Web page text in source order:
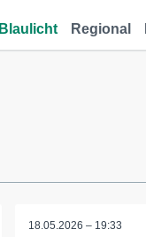
Blaulicht Regional
18.05.2026 – 19:33